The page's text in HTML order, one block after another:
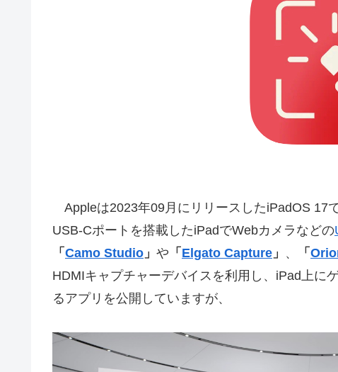
Appleは2023年09月にリリースしたiPadOS 17
USB-Cポートを搭載したiPadでWebカメラなどの
「 Camo Studio 」 や 「 Elgato Capture 」 、 「
HDMIキャプチャーデバイスを利用し、iPad上に
るアプリを公開していますが、